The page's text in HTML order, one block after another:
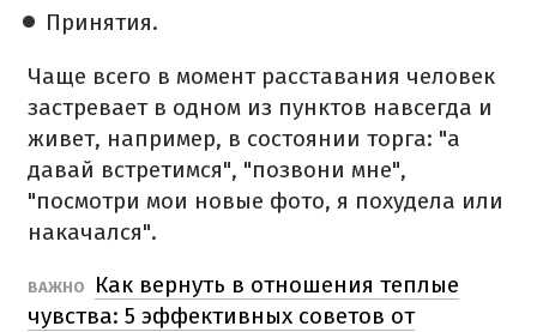
Принятия.
Чаще всего в момент расставания человек
застревает в одном из пунктов навсегда и
живет, например, в состоянии торга: "а
давай встретимся", "позвони мне",
"посмотри мои новые фото, я похудела или
накачался".
ВАЖНО
Как вернуть в отношения теплые
чувства: 5 эффективных советов от